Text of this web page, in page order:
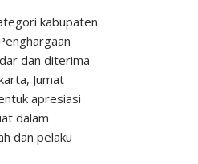
kabupaten
dan diterima
Jumat
apresiasi
dalam
dan pelaku